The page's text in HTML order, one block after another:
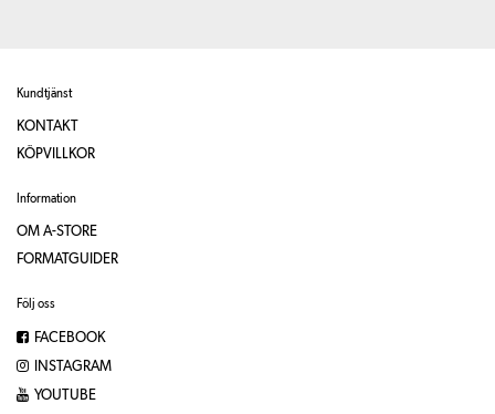
Kundtjänst
KONTAKT
KÖPVILLKOR
Information
OM A-STORE
FORMATGUIDER
Följ oss
FACEBOOK
INSTAGRAM
YOUTUBE